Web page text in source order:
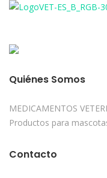
Quiénes Somos
MEDICAMENTOS
Productos para
Contacto